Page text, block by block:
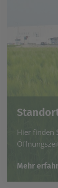
Hier finden
Mehr